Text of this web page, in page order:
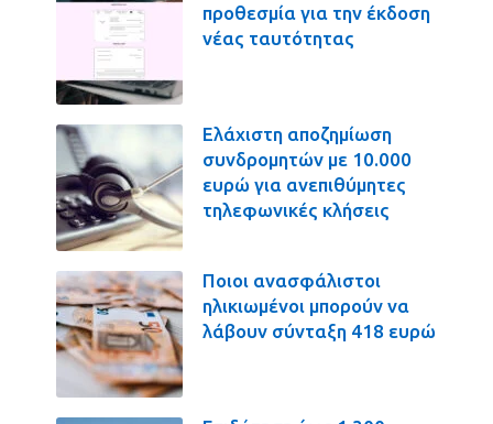
προθεσμία για την έκδοση
νέας ταυτότητας
Ελάχιστη αποζημίωση
συνδρομητών με 10.000
ευρώ για ανεπιθύμητες
τηλεφωνικές κλήσεις
Ποιοι ανασφάλιστοι
ηλικιωμένοι μπορούν να
λάβουν σύνταξη 418 ευρώ